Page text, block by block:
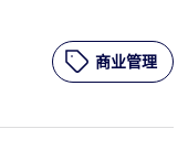
商业管理